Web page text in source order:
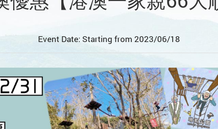
Event Date: Starting from 2023/06/18